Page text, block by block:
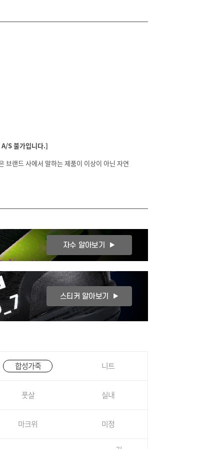
S 불가입니다.]
브랜드 사에서 말하는 제품이 이상이 아닌 자연
합성가죽 니트
풋살 실내
마크위 미정